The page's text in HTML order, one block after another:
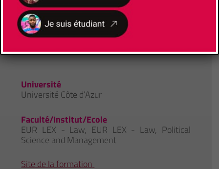
CONTACTS
Université
Université Côte d’Azur
Faculté/Institut/Ecole
EUR LEX - Law, EUR LEX - Law, Political
Science and Management
Site de la formation